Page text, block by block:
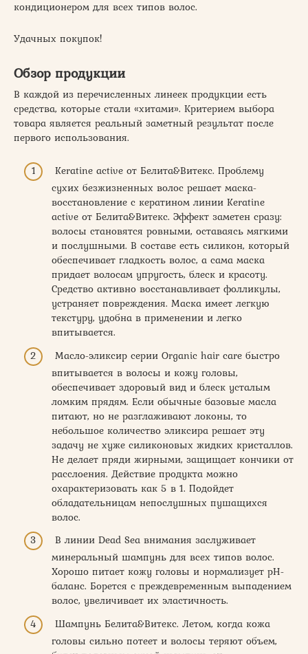
кондиционером для всех типов волос.
Удачных покупок!
Обзор продукции
В каждой из перечисленных линеек продукции есть
средства, которые стали «хитами». Критерием выбора
товара является реальный заметный результат после
первого использования.
Keratine active от Белита&Витекс. Проблему
сухих безжизненных волос решает маска-
восстановление с кератином линии Keratine
active от Белита&Витекс. Эффект заметен сразу:
волосы становятся ровными, оставаясь мягкими
и послушными. В составе есть силикон, который
обеспечивает гладкость волос, а сама маска
придает волосам упругость, блеск и красоту.
Средство активно восстанавливает фолликулы,
устраняет повреждения. Маска имеет легкую
текстуру, удобна в применении и легко
впитывается.
Масло-эликсир серии Organic hair care быстро
впитывается в волосы и кожу головы,
обеспечивает здоровый вид и блеск усталым
ломким прядям. Если обычные базовые масла
питают, но не разглаживают локоны, то
небольшое количество эликсира решает эту
задачу не хуже силиконовых жидких кристаллов.
Не делает пряди жирными, защищает кончики от
расслоения. Действие продукта можно
охарактеризовать как 5 в 1. Подойдет
обладательницам непослушных пушащихся
волос.
В линии Dead Sea внимания заслуживает
минеральный шампунь для всех типов волос.
Хорошо питает кожу головы и нормализует рН-
баланс. Борется с преждевременным выпадением
волос, увеличивает их эластичность.
Шампунь Белита&Витекс. Летом, когда кожа
головы сильно потеет и волосы теряют объем,